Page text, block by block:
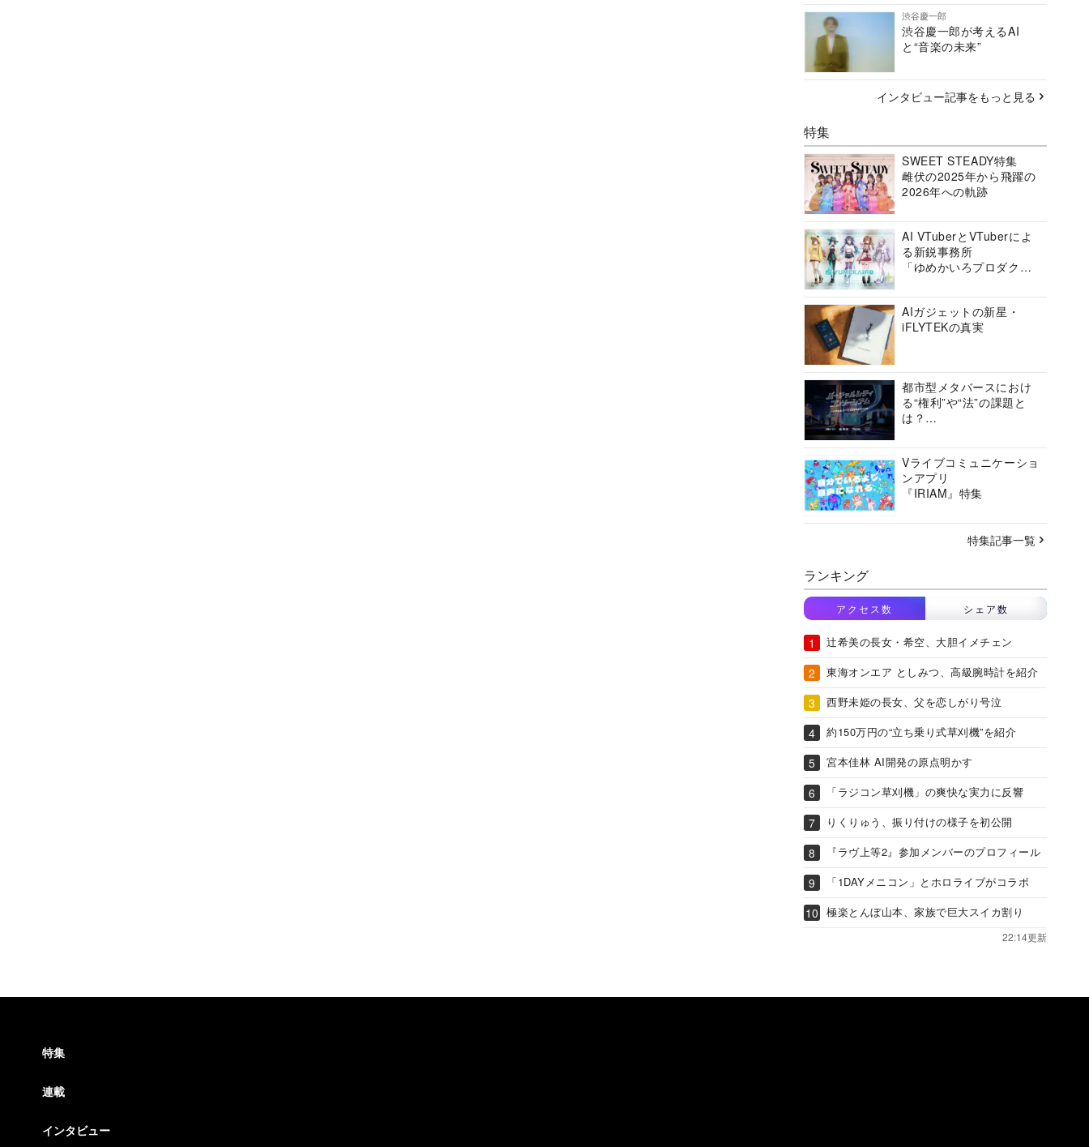
渋谷慶一郎
渋谷慶一郎が考えるAI
と“音楽の未来”
インタビュー記事をもっと見る
特集
SWEET STEADY特集
雌伏の2025年から飛躍の
2026年への軌跡
AI VTuberとVTuberによ
る新鋭事務所
「ゆめかいろプロダクシ
AIガジェットの新星・
iFLYTEKの真実
都市型メタバースにおけ
る“権利”や“法”の課題と
は？
ーシアムの挑戦に迫る
Vライブコミュニケーショ
ンアプリ
『IRIAM』特集
特集記事一覧
ランキング
アクセス数 シェア数
辻希美の長女・希空、大胆イメチェン
東海オンエア としみつ、高級腕時計を紹介
西野未姫の長女、父を恋しがり号泣
約150万円の“立ち乗り式草刈機”を紹介
宮本佳林 AI開発の原点明かす
「ラジコン草刈機」の爽快な実力に反響
りくりゅう、振り付けの様子を初公開
『ラヴ上等2』参加メンバーのプロフィール
「1DAYメニコン」とホロライブがコラボ
極楽とんぼ山本、家族で巨大スイカ割り
22:14更新
特集
連載
インタビュー